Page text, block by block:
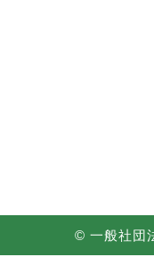
© 一般社団